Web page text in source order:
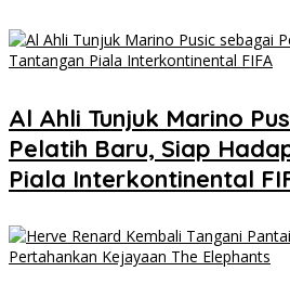
Al Ahli Tunjuk Marino
Pelatih Baru, Siap
Piala Interkontinental